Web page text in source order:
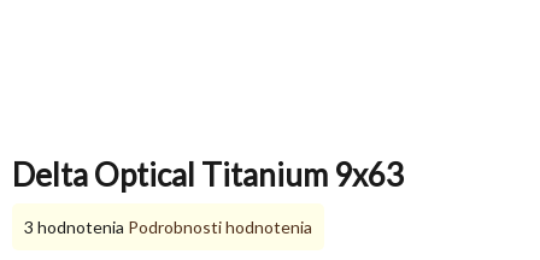
Delta Optical Titanium 9x63
Priemerné
3 hodnotenia Podrobnosti hodnotenia